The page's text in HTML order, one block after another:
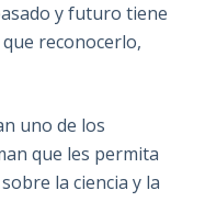
y futuro tiene
reconocerlo,
uno de los
que les permita
la ciencia y la